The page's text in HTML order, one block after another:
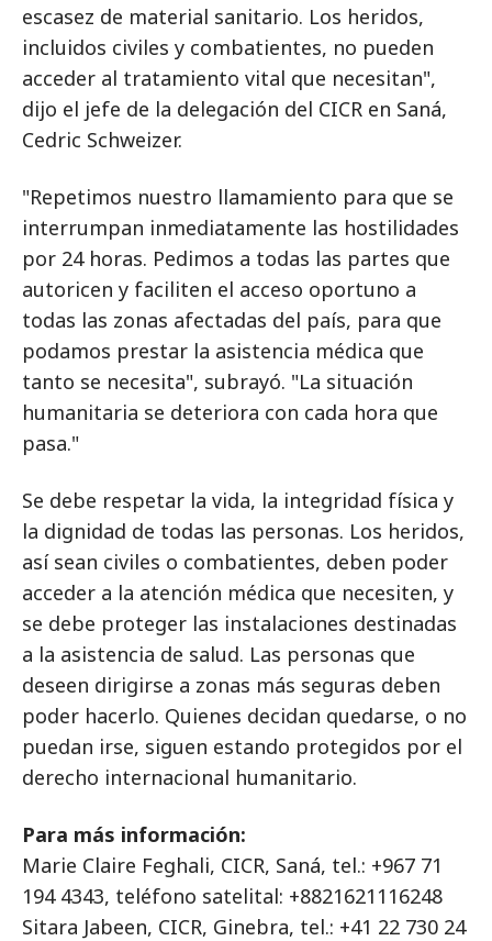
escasez de material sanitario. Los heridos,
incluidos civiles y combatientes, no pueden
acceder al tratamiento vital que necesitan",
dijo el jefe de la delegación del CICR en Saná,
Cedric Schweizer.
"Repetimos nuestro llamamiento para que se
interrumpan inmediatamente las hostilidades
por 24 horas. Pedimos a todas las partes que
autoricen y faciliten el acceso oportuno a
todas las zonas afectadas del país, para que
podamos prestar la asistencia médica que
tanto se necesita", subrayó. "La situación
humanitaria se deteriora con cada hora que
pasa."
Se debe respetar la vida, la integridad física y
la dignidad de todas las personas. Los heridos,
así sean civiles o combatientes, deben poder
acceder a la atención médica que necesiten, y
se debe proteger las instalaciones destinadas
a la asistencia de salud. Las personas que
deseen dirigirse a zonas más seguras deben
poder hacerlo. Quienes decidan quedarse, o no
puedan irse, siguen estando protegidos por el
derecho internacional humanitario.
Para más información:
Marie Claire Feghali, CICR, Saná, tel.: +967 71
194 4343, teléfono satelital: +8821621116248
Sitara Jabeen, CICR, Ginebra, tel.: +41 22 730 24